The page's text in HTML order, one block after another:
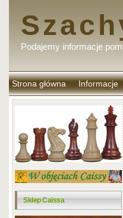
Podajemy informacje
Strona główna Informacje
Sklep Caissa